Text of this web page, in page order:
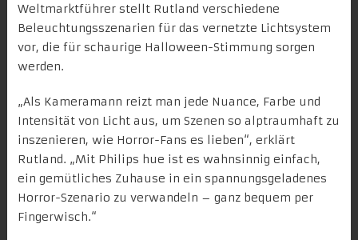
Weltmarktführer stellt Rutland verschiedene
Beleuchtungsszenarien für das vernetzte Lichtsystem
vor, die für schaurige Halloween-Stimmung sorgen
werden.
„Als Kameramann reizt man jede Nuance, Farbe und
Intensität von Licht aus, um Szenen so alptraumhaft zu
inszenieren, wie Horror-Fans es lieben“, erklärt
Rutland. „Mit Philips hue ist es wahnsinnig einfach,
ein gemütliches Zuhause in ein spannungsgeladenes
Horror-Szenario zu verwandeln – ganz bequem per
Fingerwisch.“